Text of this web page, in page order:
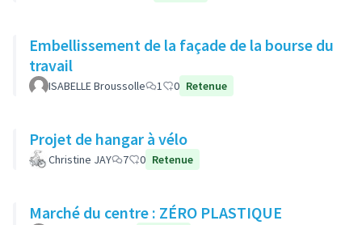
Embellissement de la façade de la bourse du
travail
ISABELLE Broussolle 1 0 Retenue
Projet de hangar à vélo
Christine JAY 7 0 Retenue
Marché du centre : ZÉRO PLASTIQUE